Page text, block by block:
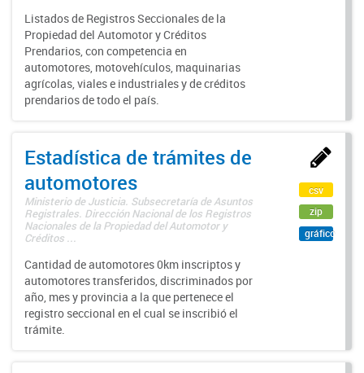
Listados de Registros Seccionales de la
Propiedad del Automotor y Créditos
Prendarios, con competencia en
automotores, motovehículos, maquinarias
agrícolas, viales e industriales y de créditos
prendarios de todo el país.
Estadística de trámites de
automotores
Ministerio de Justicia. Subsecretaría de Asuntos
Registrales. Dirección Nacional de los Registros
Nacionales de la Propiedad del Automotor y
Créditos ...
Cantidad de automotores 0km inscriptos y
automotores transferidos, discriminados por
año, mes y provincia a la que pertenece el
registro seccional en el cual se inscribió el
trámite.
csv
zip
gráfico